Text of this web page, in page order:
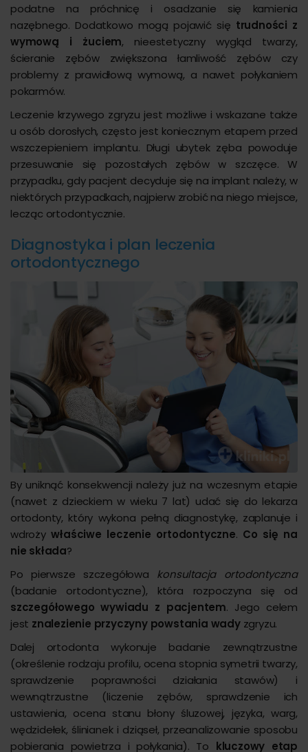
podatne na próchnicę i osadzanie się kamienia
nazębnego. Dodatkowo mogą pojawić się trudności z
wymową i żuciem, nieestetyczny wygląd twarzy,
ścieranie zębów zwiększona łamliwość zębów czy
problemy z prawidłową wymową, a nawet połykaniem
pokarmów.
Leczenie krzywego zgryzu jest możliwe i wskazane także
u osób dorosłych, często jest koniecznym etapem przed
wszczepieniem implantu. Długi ubytek zęba powoduje
przesuwanie się pozostałych zębów w szczęce. W
przypadku, gdy pacjent decyduje się na implant należy, w
niektórych przypadkach, najpierw zrobić na niego miejsce,
lecząc ortodontycznie.
Diagnostyka i plan leczenia
ortodontycznego
By uniknąć konsekwencji należy już na wczesnym etapie
(nawet z dzieckiem w wieku 7 lat) udać się do lekarza
ortodonty, który wykona pełną diagnostykę, zaplanuje i
wdrożywłaściwe leczenie ortodontyczne. Co się na
nie składa?
Po pierwsze szczegółowa konsultacja ortodontyczna
(badanie ortodontyczne), która rozpoczyna się od
szczegółowego wywiadu z pacjentem. Jego celem
jest znalezienie przyczyny powstania wadyzgryzu.
Dalej ortodonta wykonuje badanie zewnątrzustne
(określenie rodzaju profilu, ocena stopnia symetrii twarzy,
sprawdzenie poprawności działania stawów) i
wewnątrzustne (liczenie zębów, sprawdzenie ich
ustawienia, ocena stanu błony śluzowej, języka, warg,
wędzidełek, ślinianek i dziąseł, przeanalizowanie sposobu
pobierania powietrza i połykania). To kluczowy etap